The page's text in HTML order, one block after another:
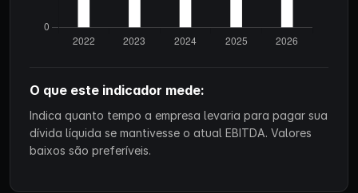
O que este indicador mede:
Indica quanto tempo a empresa levaria para pagar sua
dívida líquida se mantivesse o atual EBITDA. Valores
baixos são preferíveis.